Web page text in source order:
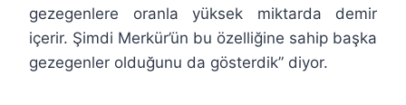
gezegenlere oranla yüksek miktarda demir
içerir. Şimdi Merkür’ün bu özelliğine sahip başka
gezegenler olduğunu da gösterdik” diyor.